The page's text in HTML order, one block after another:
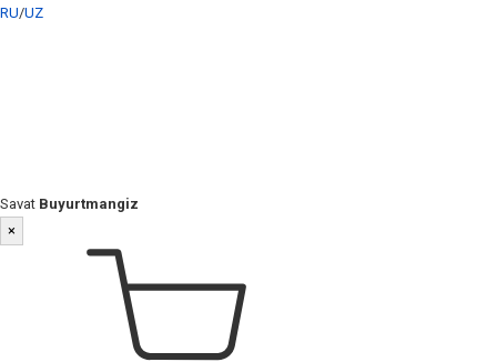
RU/UZ
Savat Buyurtmangiz
×